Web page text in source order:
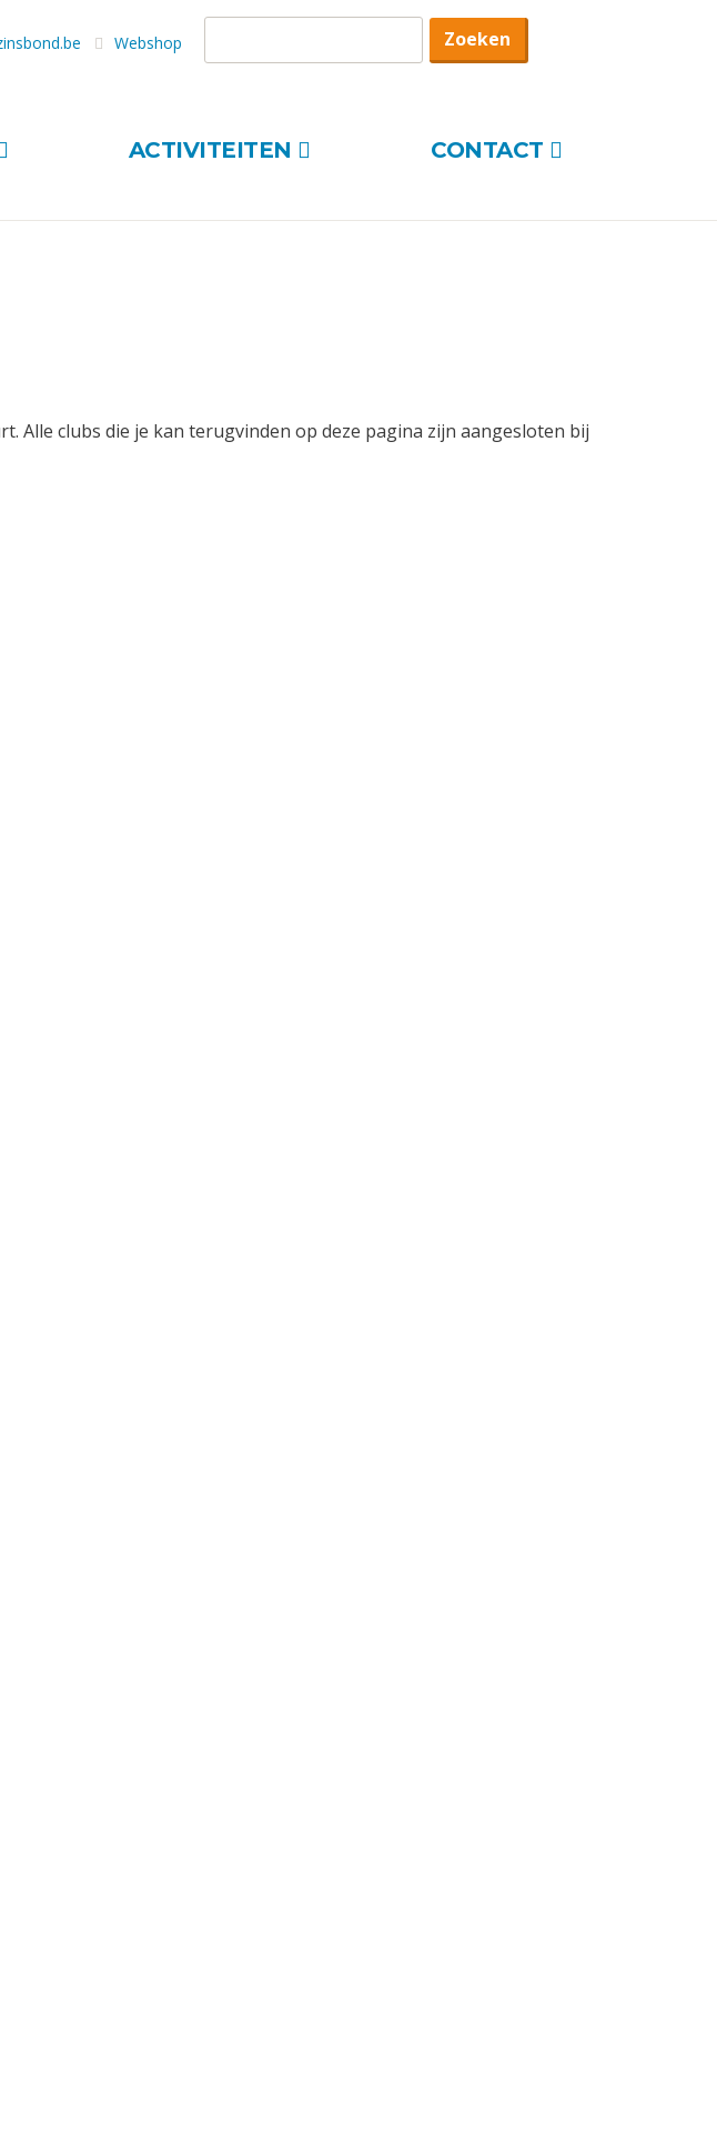
Webshop Zoeken
ACTIVITEITEN CONTACT
Alle clubs die je kan terugvinden op deze pagina zijn aangesloten bij